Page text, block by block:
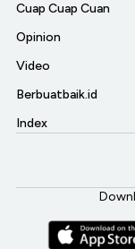
Cuap Cuap Cuan
Opinion
Video
Berbuatbaik.id
Index